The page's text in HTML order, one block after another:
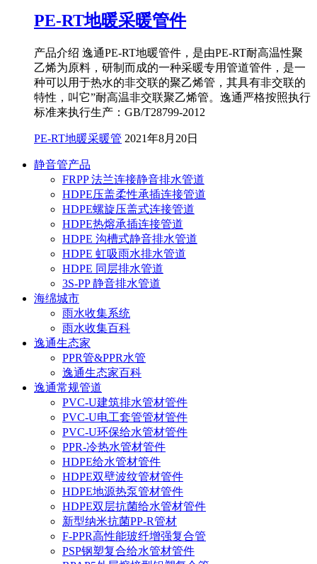
PE-RT地暖采暖管件
产品介绍 逸通PE-RT地暖管件，是由PE-RT耐高温性聚
乙烯为原料，研制而成的一种采暖专用管道管件，是一
种可以用于热水的非交联的聚乙烯管，其具有非交联的
特性，叫它”耐高温非交联聚乙烯管。逸通严格按照执行
标准来执行生产：GB/T28799-2012
PE-RT地暖采暖管 2021年8月20日
静音管产品
FRPP 法兰连接静音排水管道
HDPE压盖柔性承插连接管道
HDPE螺旋压盖式连接管道
HDPE热熔承插连接管道
HDPE 沟槽式静音排水管道
HDPE 虹吸雨水排水管道
HDPE 同层排水管道
3S-PP 静音排水管道
海绵城市
雨水收集系统
雨水收集百科
逸通生态家
PPR管&PPR水管
逸通生态家百科
逸通常规管道
PVC-U建筑排水管材管件
PVC-U电工套管管材管件
PVC-U环保给水管材管件
PPR-冷热水管材管件
HDPE给水管材管件
HDPE双壁波纹管材管件
HDPE地源热泵管材管件
HDPE双层抗菌给水管材管件
新型纳米抗菌PP-R管材
F-PPR高性能玻纤增强复合管
PSP钢塑复合给水管材管件